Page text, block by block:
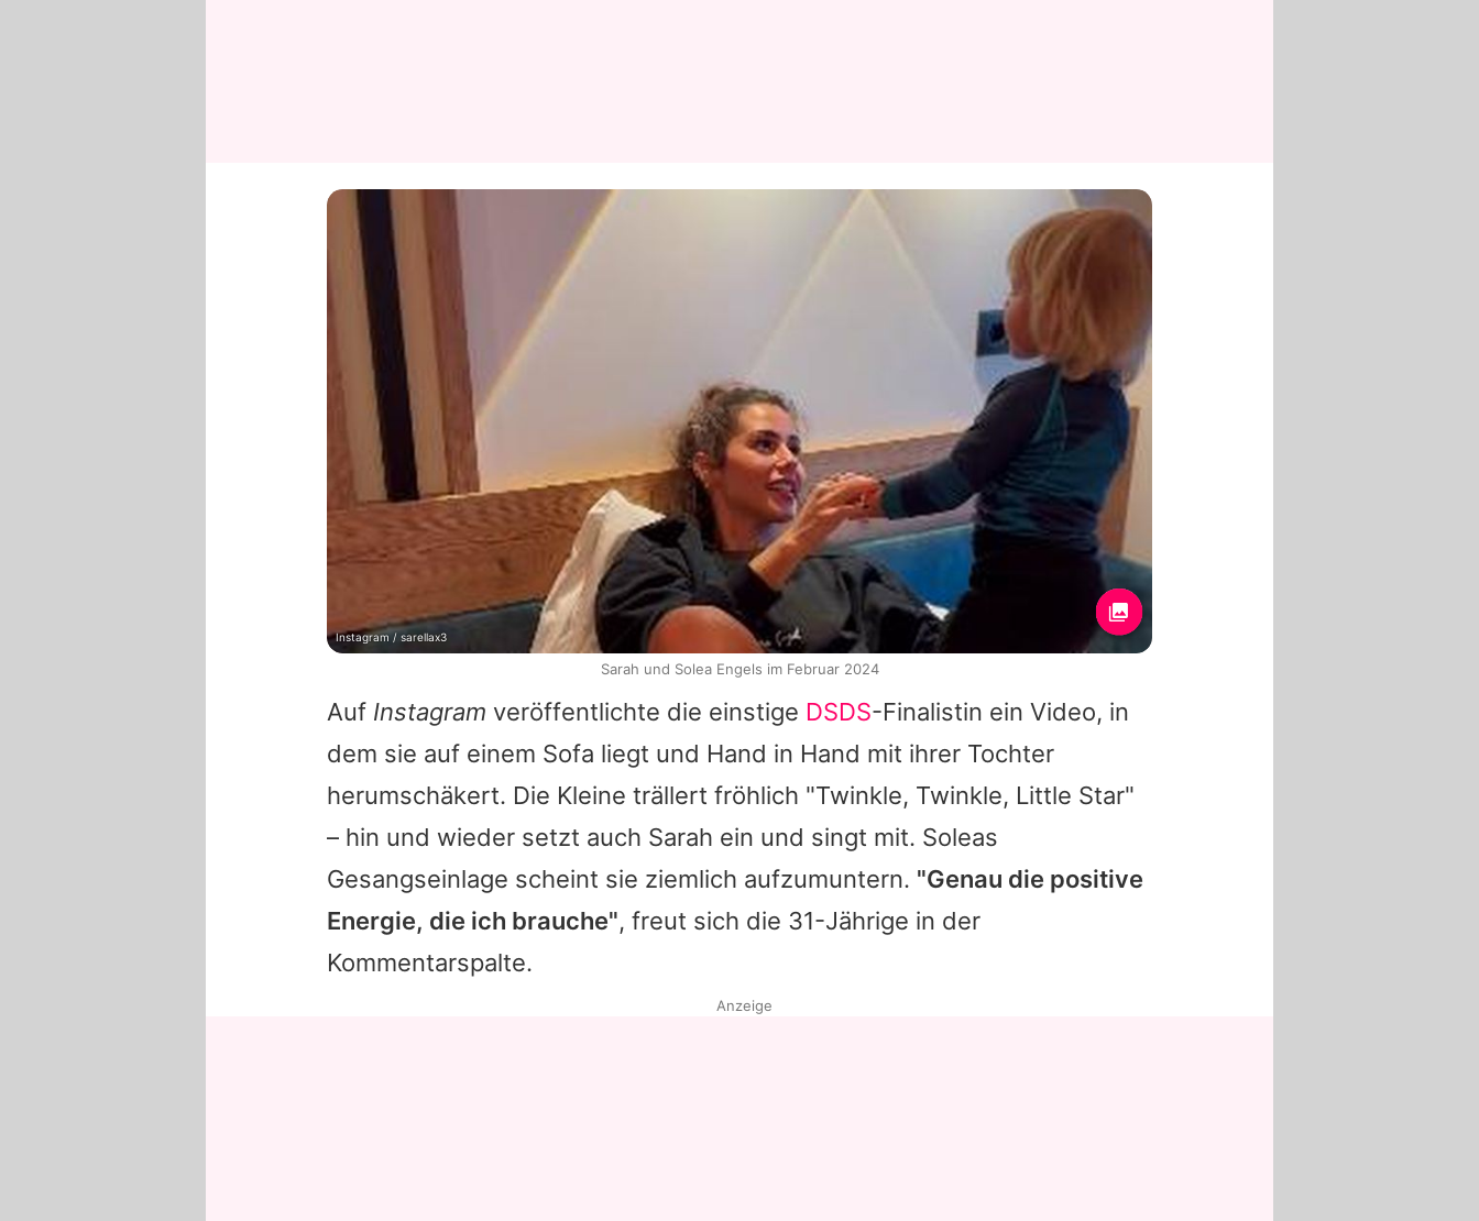
Auf Instagram veröffentlichte die einstige DSDS-Finalistin ein Video, in
dem sie auf einem Sofa liegt und Hand in Hand mit ihrer Tochter
herumschäkert. Die Kleine trällert fröhlich "Twinkle, Twinkle, Little Star"
– hin und wieder setzt auch Sarah ein und singt mit. Soleas
Gesangseinlage scheint sie ziemlich aufzumuntern. "Genau die positive
Energie, die ich brauche", freut sich die 31-Jährige in der
Kommentarspalte.
Instagram / sarellax3
Sarah und Solea Engels im Februar 2024
Anzeige